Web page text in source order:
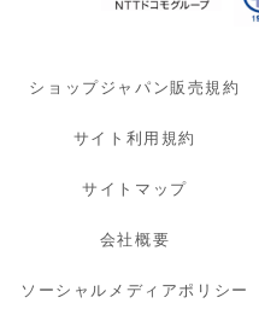
ショップジャパン販売規約
サイト利用規約
サイトマップ
会社概要
ソーシャルメディアポリシー